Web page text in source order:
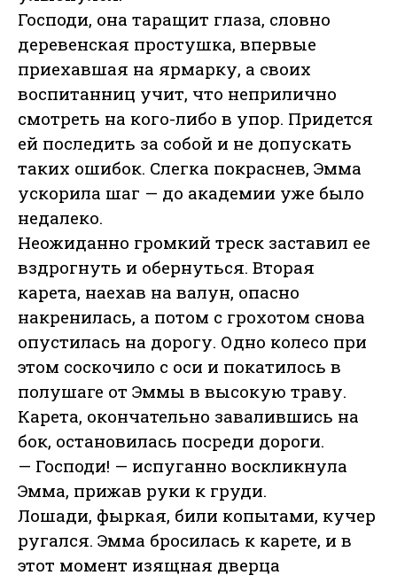
Господи, она таращит глаза, словно
деревенская простушка, впервые
приехавшая на ярмарку, а своих
воспитанниц учит, что неприлично
смотреть на кого-либо в упор. Придется
ей последить за собой и не допускать
таких ошибок. Слегка покраснев, Эмма
ускорила шаг — до академии уже было
недалеко.
Неожиданно громкий треск заставил ее
вздрогнуть и обернуться. Вторая
карета, наехав на валун, опасно
накренилась, а потом с грохотом снова
опустилась на дорогу. Одно колесо при
этом соскочило с оси и покатилось в
полушаге от Эммы в высокую траву.
Карета, окончательно завалившись на
бок, остановилась посреди дороги.
— Господи! — испуганно воскликнула
Эмма, прижав руки к груди.
Лошади, фыркая, били копытами, кучер
ругался. Эмма бросилась к карете, и в
этот момент изящная дверца